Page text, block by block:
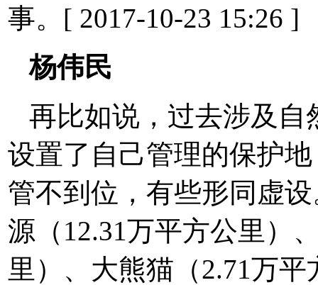
事。[ 2017-10-23 15:26 ]
杨伟民
再比如说，过去涉及
设置了自己管理的保护
管不到位，有些形同虚
源（12.31万平方公里）
里）、大熊猫（2.71万